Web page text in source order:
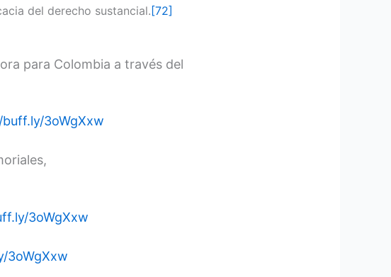
del derecho sustancial.[72]
para Colombia a través del
3oWgXxw
3oWgXxw
3oWgXxw